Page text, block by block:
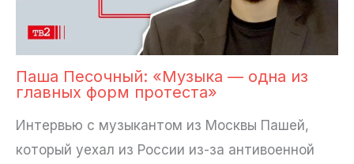
Паша Песочный: «Музыка — одна из
главных форм протеста»
Интервью с музыкантом из Москвы Пашей,
который уехал из России из-за антивоенной